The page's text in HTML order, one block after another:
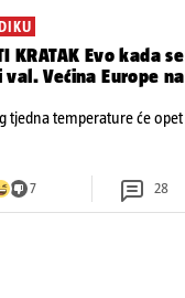
KRATAK Evo kada se
Većina Europe na
tjedna temperature će opet
7 28